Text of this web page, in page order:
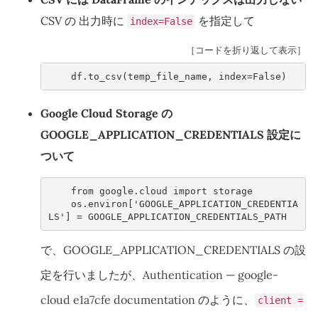
CSV の 出力時に
index=False を指定して
［コードを折り返して表示］
df . to_csv (temp_file_name , index=False )
Google Cloud Storage の
GOOGLE_APPLICATION_CREDENTIALS 設定に
ついて
from google.cloud import
storage
os . environ [ 'GOOGLE_APPLICATION_CREDENTIA
LS' ] = GOOGLE_APPLICATION_CREDENTIALS_PATH
で、GOOGLE_APPLICATION_CREDENTIALS の設
定を行いましたが、 Authentication — google-
cloud e1a7cfe documentation のように、 client =